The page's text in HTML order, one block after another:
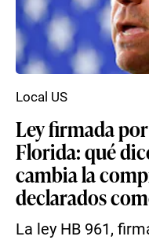
Ley firmada
Florida: qué
cambia la
declarados
La ley HB 961,
Local US